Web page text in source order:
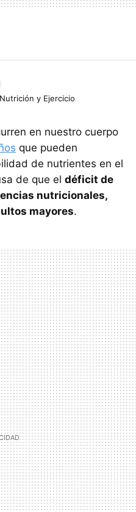
y Ejercicio
en nuestro cuerpo
que pueden
de nutrientes en el
de que el déficit de
nutricionales,
mayores.